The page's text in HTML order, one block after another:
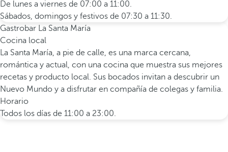
De lunes a viernes de 07:00 a 11:00.
Sábados, domingos y festivos de 07:30 a 11:30.
Gastrobar La Santa María
Cocina local
La Santa María, a pie de calle, es una marca cercana,
romántica y actual, con una cocina que muestra sus mejores
recetas y producto local. Sus bocados invitan a descubrir un
Nuevo Mundo y a disfrutar en compañía de colegas y familia.
Horario
Todos los días de 11:00 a 23:00.